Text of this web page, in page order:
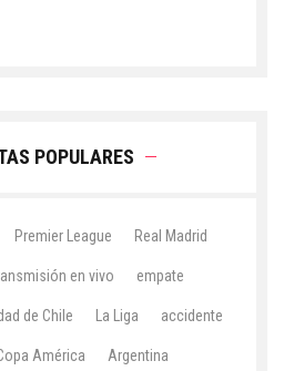
POPULARES
Premier League Real Madrid
en vivo empate
de Chile La Liga accidente
América Argentina